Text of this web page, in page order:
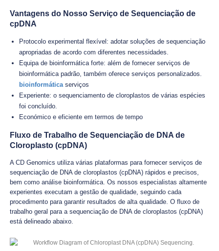
Vantagens do Nosso Serviço de Sequenciação de
cpDNA
Protocolo experimental flexível: adotar soluções de sequenciação
apropriadas de acordo com diferentes necessidades.
Equipa de bioinformática forte: além de fornecer serviços de
bioinformática padrão, também oferece serviços personalizados.
bioinformáticaserviços
Experiente: o sequenciamento de cloroplastos de várias espécies
foi concluído.
Económico e eficiente em termos de tempo
Fluxo de Trabalho de Sequenciação de DNA de
Cloroplasto (cpDNA)
A CD Genomics utiliza várias plataformas para fornecer serviços de
sequenciação de DNA de cloroplastos (cpDNA) rápidos e precisos,
bem como análise bioinformática. Os nossos especialistas altamente
experientes executam a gestão de qualidade, seguindo cada
procedimento para garantir resultados de alta qualidade. O fluxo de
trabalho geral para a sequenciação de DNA de cloroplastos (cpDNA)
está delineado abaixo.